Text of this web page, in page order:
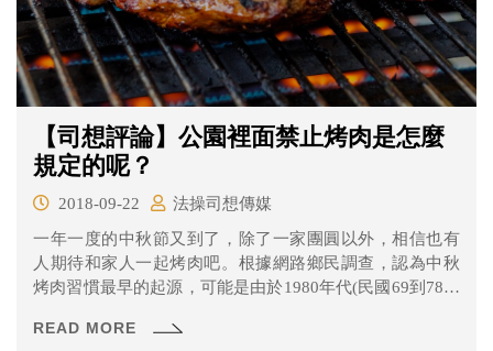
【司想評論】公園裡面禁止烤肉是怎麼
規定的呢？
2018-09-22
法操司想傳媒
一年一度的中秋節又到了，除了一家團圓以外，相信也有
人期待和家人一起烤肉吧。根據網路鄉民調查，認為中秋
烤肉習慣最早的起源，可能是由於1980年代(民國69到78年
說，並不是每一家都有前庭後院可以烤肉，如果在家烤肉
READ MORE